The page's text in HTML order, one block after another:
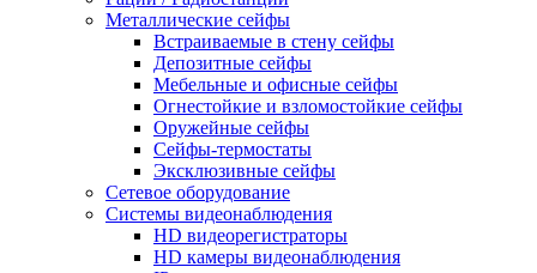
Металлические сейфы
Встраиваемые в стену сейфы
Депозитные сейфы
Мебельные и офисные сейфы
Огнестойкие и взломостойкие сейфы
Оружейные сейфы
Сейфы-термостаты
Эксклюзивные сейфы
Сетевое оборудование
Системы видеонаблюдения
HD видеорегистраторы
HD камеры видеонаблюдения